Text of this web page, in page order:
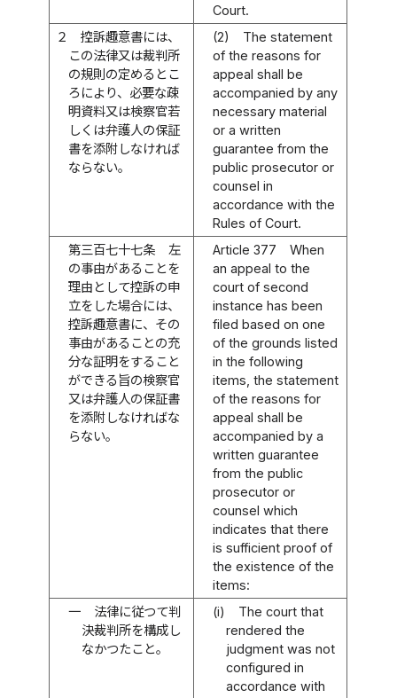
Court.
２
控訴趣意書には、
この法律又は裁判所
の規則の定めるとこ
ろにより、必要な疎
明資料又は検察官若
しくは弁護人の保証
書を添附しなければ
ならない。
(2)
The statement
of the reasons for
appeal shall be
accompanied by any
necessary material
or a written
guarantee from the
public prosecutor or
counsel in
accordance with the
Rules of Court.
第三百七十七条
左
の事由があることを
理由として控訴の申
立をした場合には、
控訴趣意書に、その
事由があることの充
分な証明をすること
ができる旨の検察官
又は弁護人の保証書
を添附しなければな
らない。
Article 377
When
an appeal to the
court of second
instance has been
filed based on one
of the grounds listed
in the following
items, the statement
of the reasons for
appeal shall be
accompanied by a
written guarantee
from the public
prosecutor or
counsel which
indicates that there
is sufficient proof of
the existence of the
items:
一
法律に従つて判
決裁判所を構成し
なかつたこと。
(i)
The court that
rendered the
judgment was not
configured in
accordance with